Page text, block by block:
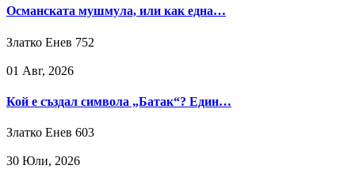
Османската мушмула, или как една…
Златко Енев 752
01 Авг, 2026
Кой е създал символа „Батак“? Един…
Златко Енев 603
30 Юли, 2026